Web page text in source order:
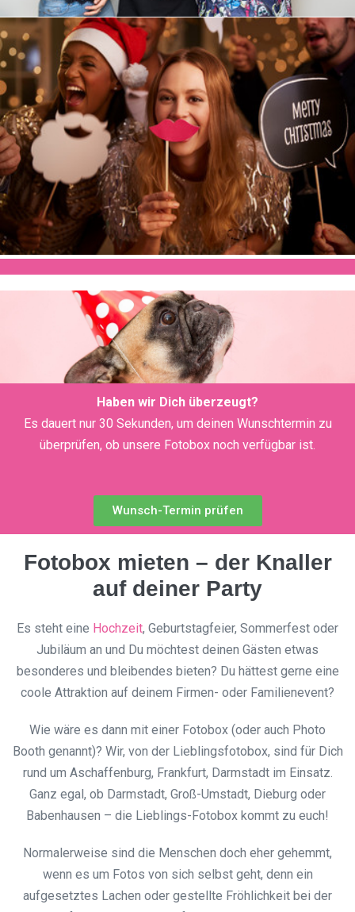
Haben wir Dich überzeugt?
Es dauert nur 30 Sekunden, um deinen Wunschtermin zu
überprüfen, ob unsere Fotobox noch verfügbar ist.
Wunsch-Termin prüfen
Fotobox mieten – der Knaller
auf deiner Party
Es steht eine Hochzeit, Geburtstagfeier, Sommerfest oder
Jubiläum an und Du möchtest deinen Gästen etwas
besonderes und bleibendes bieten? Du hättest gerne eine
coole Attraktion auf deinem Firmen- oder Familienevent?
Wie wäre es dann mit einer Fotobox (oder auch Photo
Booth genannt)? Wir, von der Lieblingsfotobox, sind für Dich
rund um Aschaffenburg, Frankfurt, Darmstadt im Einsatz.
Ganz egal, ob Darmstadt, Groß-Umstadt, Dieburg oder
Babenhausen – die Lieblings-Fotobox kommt zu euch!
Normalerweise sind die Menschen doch eher gehemmt,
wenn es um Fotos von sich selbst geht, denn ein
aufgesetztes Lachen oder gestellte Fröhlichkeit bei der